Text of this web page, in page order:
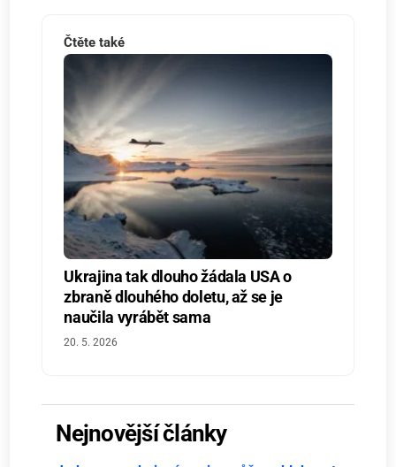
Čtěte také
Ukrajina tak dlouho žádala USA o
zbraně dlouhého doletu, až se je
naučila vyrábět sama
20. 5. 2026
Nejnovější články